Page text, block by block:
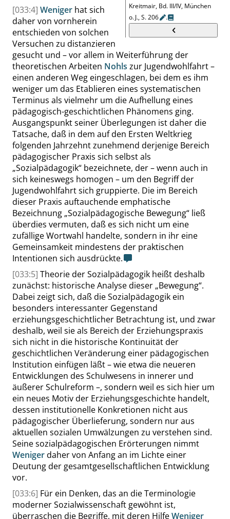
Kreitmair, Bd. III/IV, München
o. J.,S.206 .
[033:4] Weniger hat sich
daher von vornherein
entschieden von solchen
Versuchen zu distanzieren
gesucht und – vor allem in Weiterführung der
theoretischen Arbeiten Nohls zur Jugendwohlfahrt –
einen anderen Weg eingeschlagen, bei dem es ihm
weniger um das Etablieren eines systematischen
Terminus als vielmehr um die Aufhellung eines
pädagogisch-geschichtlichen Phänomens ging.
Ausgangspunkt seiner Überlegungen ist daher die
Tatsache, daß in dem auf den Ersten Weltkrieg
folgenden Jahrzehnt zunehmend derjenige Bereich
pädagogischer Praxis sich selbst als
„Sozialpädagogik“ bezeichnete, der – wenn auch in
sich keineswegs homogen – um den Begriff der
Jugendwohlfahrt sich gruppierte. Die im Bereich
dieser Praxis auftauchende emphatische
Bezeichnung „Sozialpädagogische Bewegung“ ließ
überdies vermuten, daß es sich nicht um eine
zufällige Wortwahl handelte, sondern in ihr eine
Gemeinsamkeit mindestens der praktischen
Intentionen sich ausdrückte.
[033:5] Theorie der Sozialpädagogik heißt deshalb
zunächst: historische Analyse dieser „Bewegung“.
Dabei zeigt sich, daß die Sozialpädagogik ein
besonders interessanter Gegenstand
erziehungsgeschichtlicher Betrachtung ist, und zwar
deshalb, weil sie als Bereich der Erziehungspraxis
sich nicht in die historische Kontinuität der
geschichtlichen Veränderung einer pädagogischen
Institution einfügen läßt – wie etwa die neueren
Entwicklungen des Schulwesens in innerer und
äußerer Schulreform –, sondern weil es sich hier um
ein neues Motiv der Erziehungsgeschichte handelt,
dessen institutionelle Konkretionen nicht aus
pädagogischer Überlieferung, sondern nur aus
aktuellen sozialen Umwälzungen zu verstehen sind.
Seine sozialpädagogischen Erörterungen nimmt
Wenigerdaher von Anfang an im Lichte einer
Deutung der gesamtgesellschaftlichen Entwicklung
vor.
[033:6] Für ein Denken, das an die Terminologie
moderner Sozialwissenschaft gewöhnt ist,
überraschen die Begriffe, mit deren HilfeWeniger